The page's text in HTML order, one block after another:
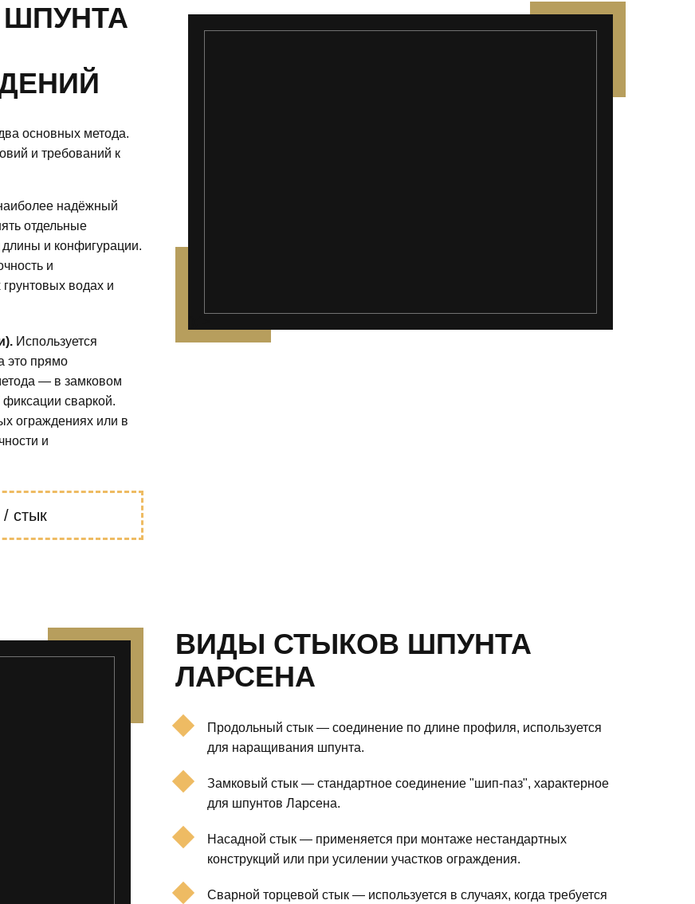
основных метода.
и требований к
надёжный
отдельные
и конфигурации.
и
водах и
Используется
это прямо
— в замковом
сваркой.
ограждениях или в
и
стык
ВИДЫ СТЫКОВ ШПУНТА
ЛАРСЕНА
Продольный стык — соединение по длине профиля, используется
для наращивания шпунта.
Замковый стык — стандартное соединение "шип-паз", характерное
для шпунтов Ларсена.
Насадной стык — применяется при монтаже нестандартных
конструкций или при усилении участков ограждения.
Сварной торцевой стык — используется в случаях, когда требуется